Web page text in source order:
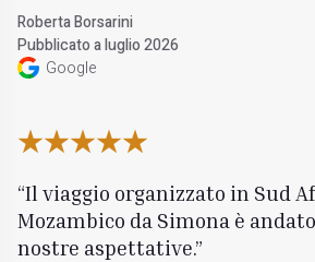
Roberta Borsarini
Pubblicato a luglio 2026
Google
Il viaggio organizzato in Sud
Mozambico da Simona è
nostre aspettative.